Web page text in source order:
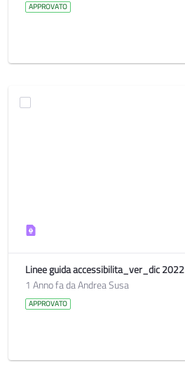
APPROVATO
Linee guida accessibilita_ver_dic 2022
1 Anno fa da Andrea Susa
APPROVATO